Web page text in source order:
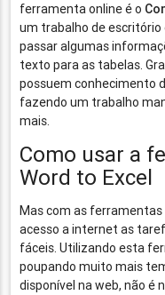
ferramenta online é o
um trabalho de
passar algumas
texto para as tabelas.
possuem conhecimento
fazendo um trabalho
mais.
Como usar a
Word to Excel
Mas com as
acesso a internet as
fáceis. Utilizando esta
poupando muito mais
disponível na web, não é